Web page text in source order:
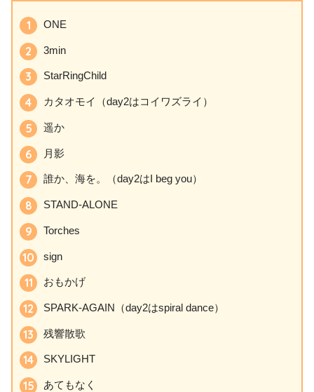
ONE
3min
StarRingChild
カタオモイ（day2はコイワズライ）
遥か
月影
誰か、海を。（day2はI beg you）
STAND-ALONE
Torches
sign
おもかげ
SPARK-AGAIN（day2はspiral dance）
残響散歌
SKYLIGHT
あてもなく